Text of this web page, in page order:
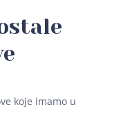
koje imamo u